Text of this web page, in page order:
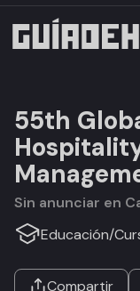
55th
Sin anunciar en
Educación/
Compartir